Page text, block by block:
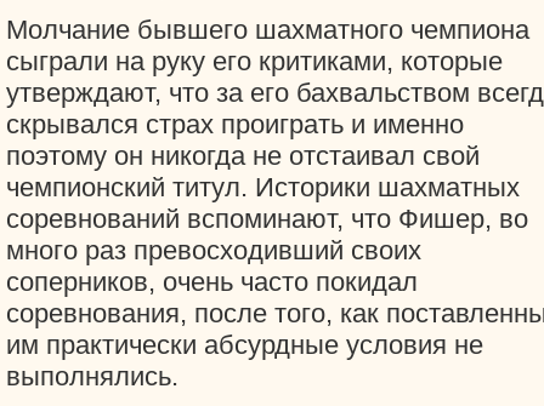
Молчание бывшего шахматного чемпиона
сыграли на руку его критиками, которые
утверждают, что за его бахвальством
скрывался страх проиграть и именно
поэтому он никогда не отстаивал свой
чемпионский титул. Историки шахматных
соревнований вспоминают, что Фишер, во
много раз превосходивший своих
соперников, очень часто покидал
соревнования, после того, как
им практически абсурдные условия не
выполнялись.